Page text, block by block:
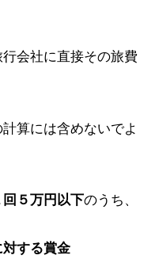
会社に直接その旅費
算には含めないでよ
回５万円以下のうち、
対する賞金